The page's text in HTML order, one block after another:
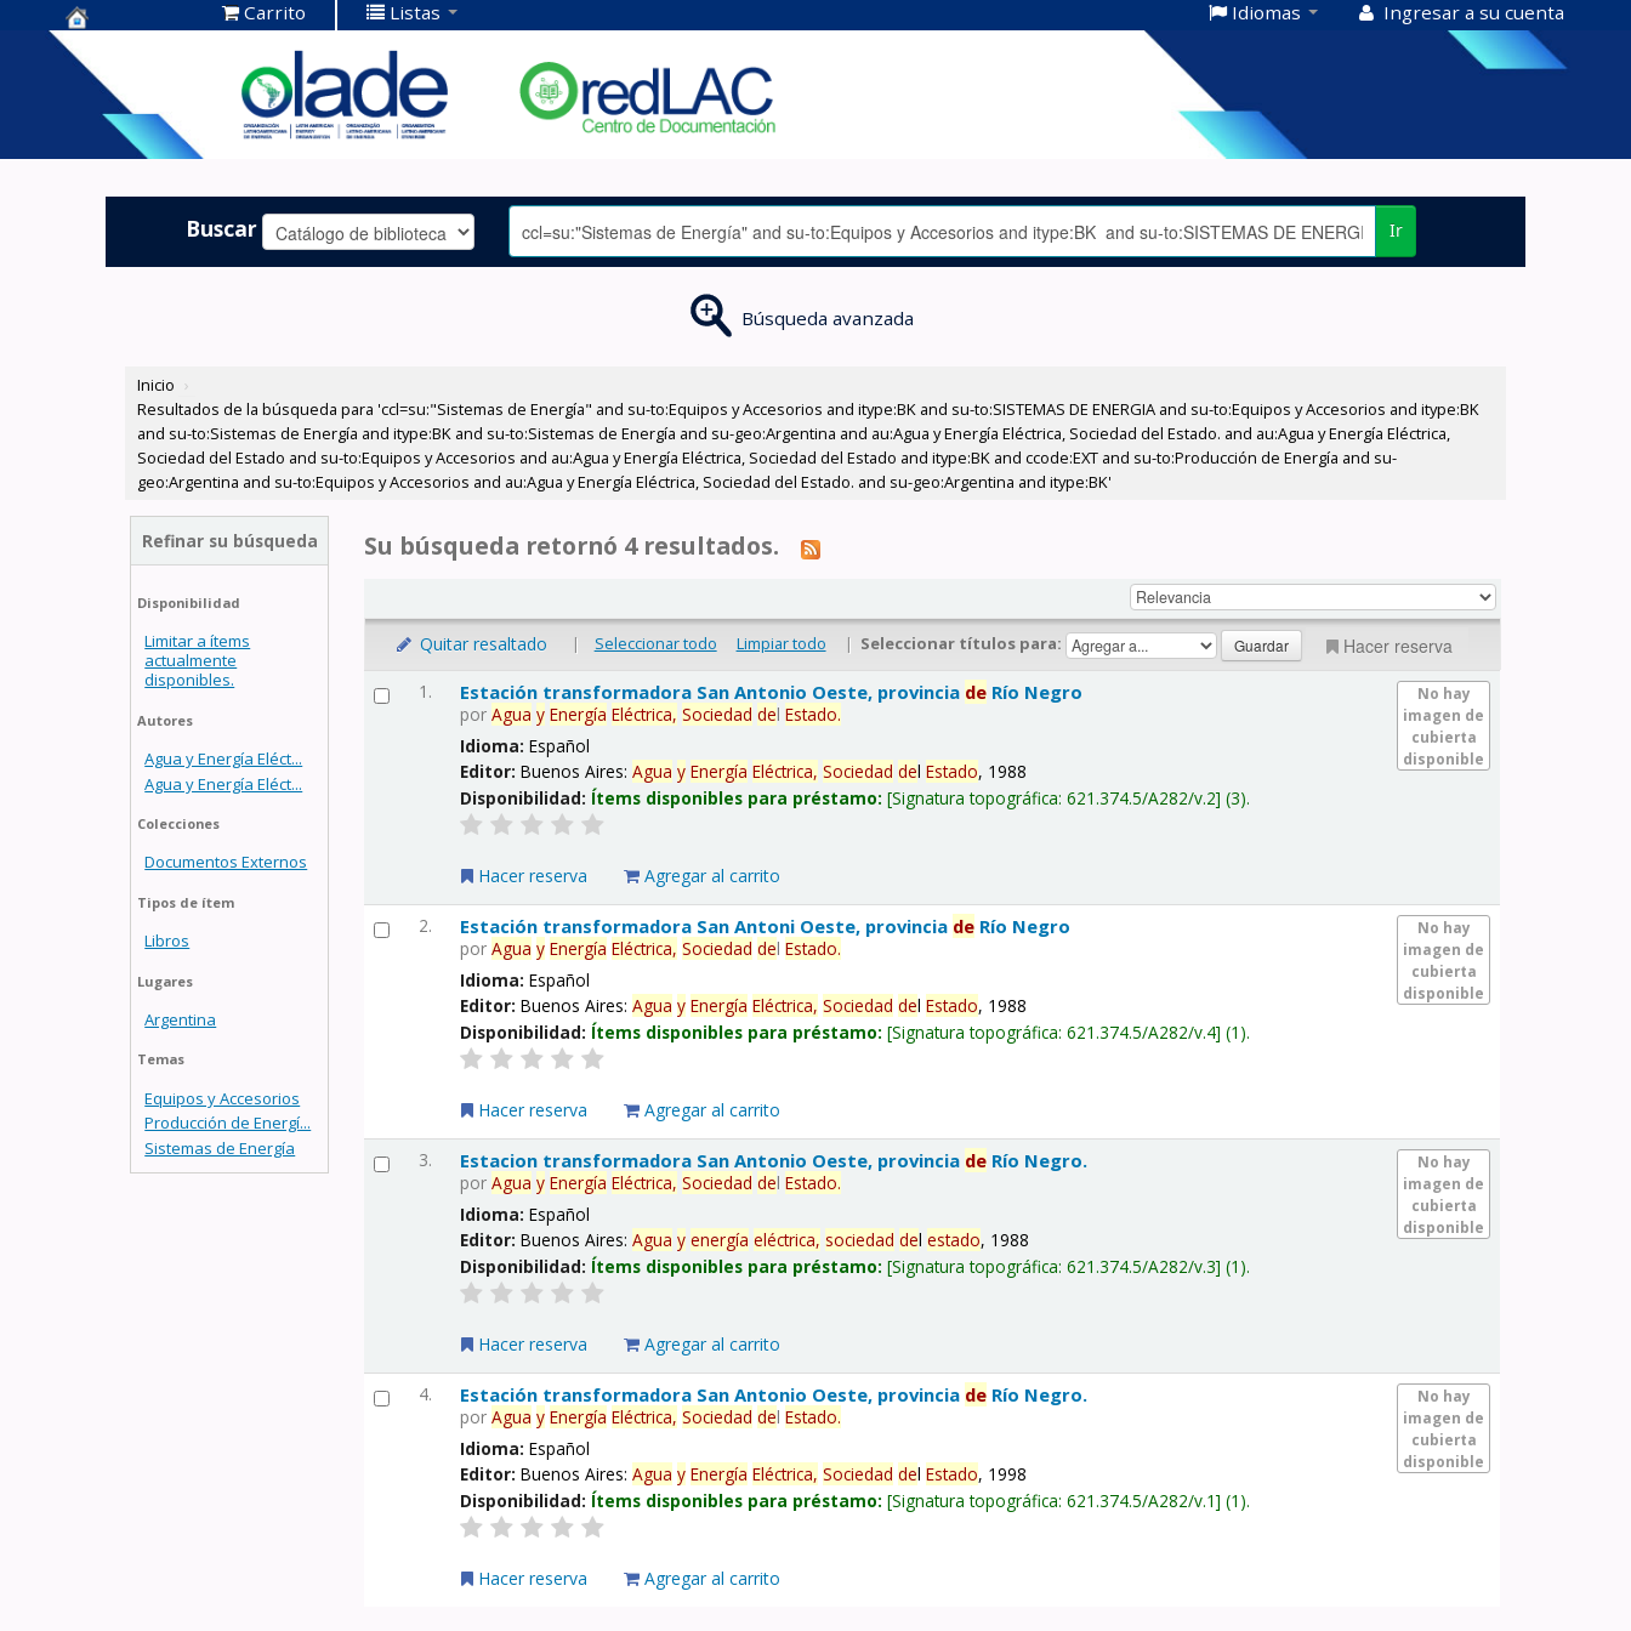
Centro de
Documentación
OLADE -
Carrito Listas Idiomas Ingresar a su cuenta
Buscar Ir
Búsqueda avanzada
Inicio ›
Resultados de la búsqueda para 'ccl=su:"Sistemas de Energía" and su-to:Equipos y Accesorios and itype:BK and su-to:SISTEMAS DE ENERGIA and su-to:Equipos y Accesorios and itype:BK
and su-to:Sistemas de Energía and itype:BK and su-to:Sistemas de Energía and su-geo:Argentina and au:Agua y Energía Eléctrica, Sociedad del Estado. and au:Agua y Energía Eléctrica,
Sociedad del Estado and su-to:Equipos y Accesorios and au:Agua y Energía Eléctrica, Sociedad del Estado and itype:BK and ccode:EXT and su-to:Producción de Energía and su-
geo:Argentina and su-to:Equipos y Accesorios and au:Agua y Energía Eléctrica, Sociedad del Estado. and su-geo:Argentina and itype:BK'
Refinar su búsqueda
Disponibilidad
Limitar a ítems
actualmente
disponibles.
Autores
Agua y Energía Eléct...
Agua y Energía Eléct...
Colecciones
Documentos Externos
Tipos de ítem
Libros
Lugares
Argentina
Temas
Equipos y Accesorios
Producción de Energí...
Sistemas de Energía
Su búsqueda retornó 4 resultados.
Quitar resaltado | Seleccionar todo Limpiar todo | Seleccionar títulos para: Hacer reserva
1.
No hay
imagen de
cubierta
disponible
Estación transformadora San Antonio Oeste, provincia de Río Negro
porAgua y Energía Eléctrica, Sociedad delEstado.
Idioma:Español
Editor:Buenos Aires:Agua y Energía Eléctrica, Sociedad delEstado, 1988
Disponibilidad: Ítems disponibles para préstamo: Signatura topográfica:621.374.5/A282/v.2 (3).
Hacer reserva Agregar al carrito
2.
No hay
imagen de
cubierta
disponible
Estación transformadora San Antoni Oeste, provincia de Río Negro
porAgua y Energía Eléctrica, Sociedad delEstado.
Idioma:Español
Editor:Buenos Aires:Agua y Energía Eléctrica, Sociedad delEstado, 1988
Disponibilidad: Ítems disponibles para préstamo: Signatura topográfica:621.374.5/A282/v.4 (1).
Hacer reserva Agregar al carrito
3.
No hay
imagen de
cubierta
disponible
Estacion transformadora San Antonio Oeste, provincia de Río Negro.
porAgua y Energía Eléctrica, Sociedad delEstado.
Idioma:Español
Editor:Buenos Aires:Agua y energía eléctrica, sociedad delestado, 1988
Disponibilidad: Ítems disponibles para préstamo: Signatura topográfica:621.374.5/A282/v.3 (1).
Hacer reserva Agregar al carrito
4.
No hay
imagen de
cubierta
disponible
Estación transformadora San Antonio Oeste, provincia de Río Negro.
porAgua y Energía Eléctrica, Sociedad delEstado.
Idioma:Español
Editor:Buenos Aires:Agua y Energía Eléctrica, Sociedad delEstado, 1998
Disponibilidad: Ítems disponibles para préstamo: Signatura topográfica:621.374.5/A282/v.1 (1).
Hacer reserva Agregar al carrito